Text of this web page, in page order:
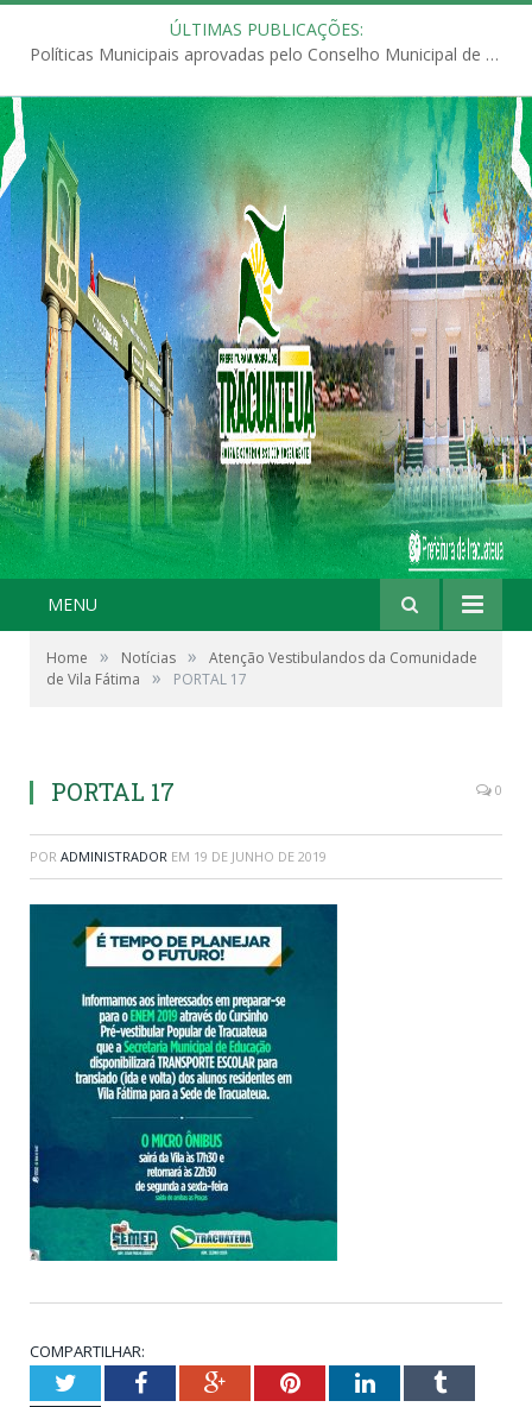
ÚLTIMAS PUBLICAÇÕES:
Políticas Municipais aprovadas pelo Conselho Municipal de Educação (CME)
MENU
Home » Notícias »
Atenção Vestibulandos da Comunidade
de Vila Fátima
» PORTAL 17
PORTAL 17 0
POR ADMINISTRADOR EM 19 DE JUNHO DE 2019
COMPARTILHAR:
TwitterFacebookGoogle+PinterestLinkedInTumblr